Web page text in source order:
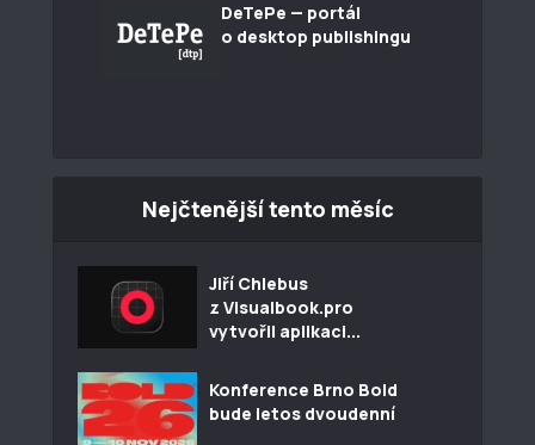
DeTePe — portál
o desktop publishingu
Nejčtenější tento měsíc
Jiří Chlebus
z Visualbook.pro
vytvořil aplikaci...
Konference Brno Bold
bude letos dvoudenní